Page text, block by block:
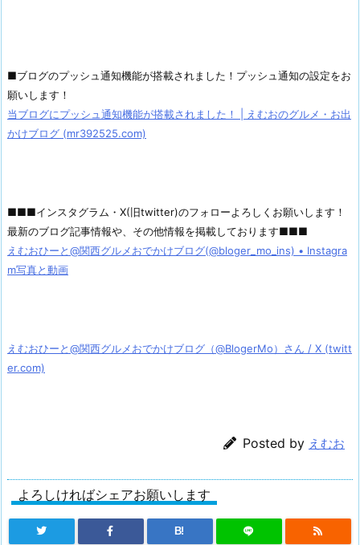
■ブログのプッシュ通知機能が搭載されました！プッシュ通知の設定をお
願いします！
当ブログにプッシュ通知機能が搭載されました！ | えむおのグルメ・お出
かけブログ (mr392525.com)
■■■インスタグラム・X(旧twitter)のフォローよろしくお願いします！
最新のブログ記事情報や、その他情報を掲載しております■■■
えむおひーと@関西グルメおでかけブログ(@bloger_mo_ins) • Instagra
m写真と動画
えむおひーと@関西グルメおでかけブログ（@BlogerMo）さん / X (twitt
er.com)
Posted by えむお
よろしければシェアお願いします
B!